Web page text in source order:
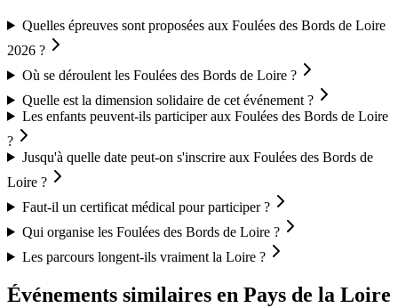
Quelles épreuves sont proposées aux Foulées des Bords de Loire
2026 ?
Où se déroulent les Foulées des Bords de Loire ?
Quelle est la dimension solidaire de cet événement ?
Les enfants peuvent-ils participer aux Foulées des Bords de Loire
?
Jusqu'à quelle date peut-on s'inscrire aux Foulées des Bords de
Loire ?
Faut-il un certificat médical pour participer ?
Qui organise les Foulées des Bords de Loire ?
Les parcours longent-ils vraiment la Loire ?
Événements similaires en Pays de la Loire